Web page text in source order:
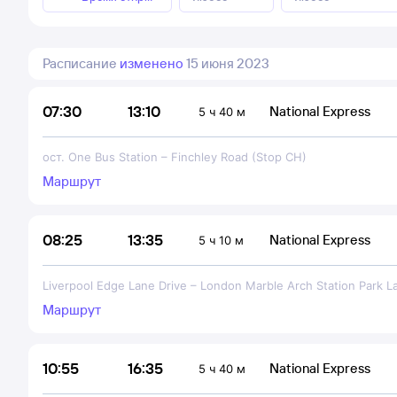
Расписание изменено 15 июня 2023
07:30 13:10 5 ч 40 м National Express
ост. One Bus Station – Finchley Road (Stop CH)
Маршрут
08:25 13:35 5 ч 10 м National Express
Liverpool Edge Lane Drive – London Marble Arch Station Park
Маршрут
10:55 16:35 5 ч 40 м National Express